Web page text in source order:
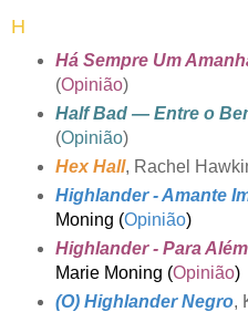
H
Há Sempre Um
(Opinião)
Half Bad — Entre o
(Opinião)
Hex Hall, Rachel
Highlander - Amante
Moning (Opinião)
Highlander - Para
Marie Moning (Opinião)
(O) Highlander Negro,